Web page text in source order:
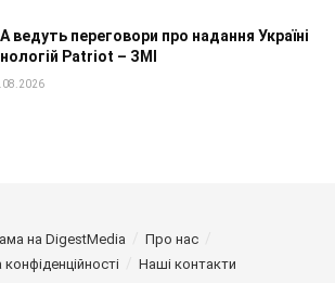
ведуть переговори про надання Україні
Patriot – ЗМІ
на DigestMedia
Про нас
Наші контакти